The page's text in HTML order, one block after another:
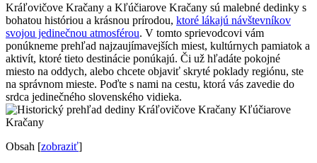
Kráľovičove Kračany a Kľúčiarove Kračany sú malebné dedinky s
bohatou históriou a krásnou prírodou, ktoré lákajú návštevníkov
svojou jedinečnou atmosférou. V tomto sprievodcovi vám
ponúkneme prehľad najzaujímavejších miest, kultúrnych pamiatok a
aktivít, ktoré tieto destinácie ponúkajú. Či už hľadáte pokojné
miesto na oddych, alebo chcete objaviť skryté poklady regiónu, ste
na správnom mieste. Poďte s nami na cestu, ktorá vás zavedie do
srdca jedinečného slovenského vidieka.
Obsah [zobraziť]